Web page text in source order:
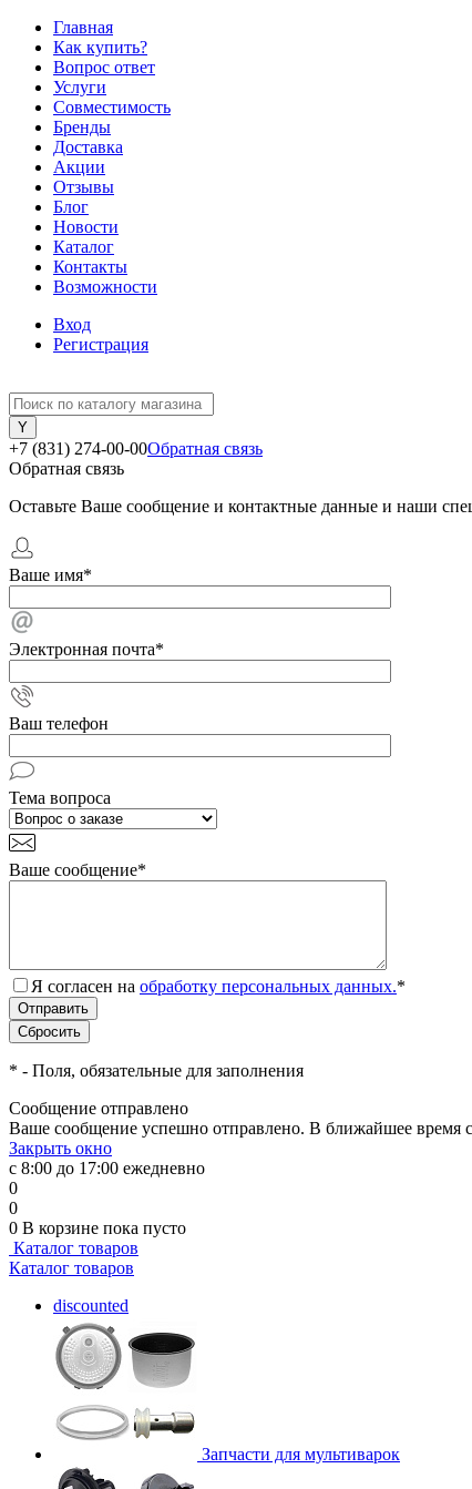
Главная
Как купить?
Вопрос ответ
Услуги
Совместимость
Бренды
Доставка
Акции
Отзывы
Блог
Новости
Каталог
Контакты
Возможности
Вход
Регистрация
+7 (831) 274-00-00Обратная связь
Обратная связь
Оставьте Ваше сообщение и контактные данные и наши
Ваше имя*
Электронная почта*
Ваш телефон
Тема вопроса
Ваше сообщение*
Я согласен на обработку персональных данных.*
* - Поля, обязательные для заполнения
Сообщение отправлено
Ваше сообщение успешно отправлено. В ближайшее время
Закрыть окно
с 8:00 до 17:00 ежедневно
0
0
0 В корзине пока пусто
Каталог товаров
Каталог товаров
discounted
Запчасти для мультиварок